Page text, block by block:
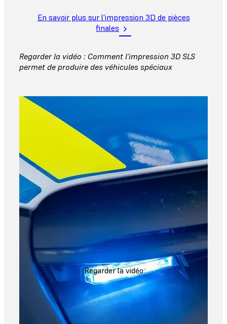
En savoir plus sur l'impression 3D de pièces
finales
Regarder la vidéo : Comment l'impression 3D SLS
permet de produire des véhicules spéciaux
Regarder la vidéo